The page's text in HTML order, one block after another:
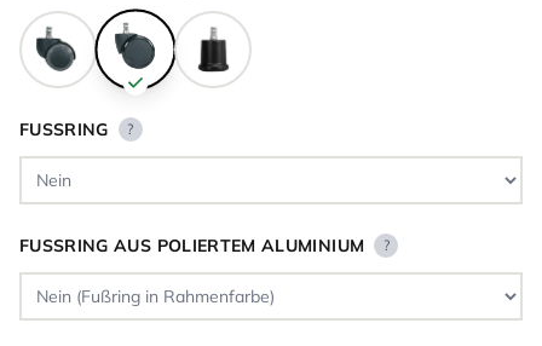
FUSSRING ?
FUSSRING AUS POLIERTEM ALUMINIUM ?